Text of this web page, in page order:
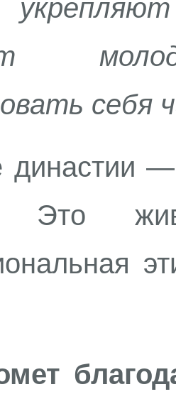
себя
династии
Это